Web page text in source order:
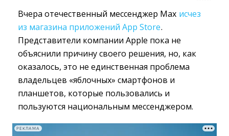
Вчера отечественный мессенджер Max исчез
из магазина приложений App Store.
Представители компании Apple пока не
объяснили причину своего решения, но, как
оказалось, это не единственная проблема
владельцев «яблочных» смартфонов и
планшетов, которые пользовались и
пользуются национальным мессенджером.
РЕКЛАМА